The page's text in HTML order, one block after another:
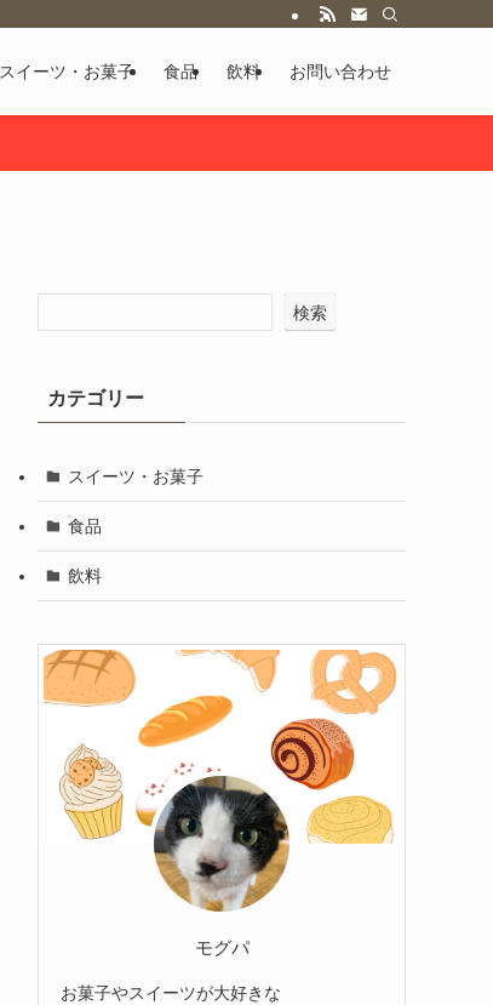
スイーツ・お菓子 食品 飲料 お問い合わせ
検索
カテゴリー
スイーツ・お菓子
食品
飲料
モグパ
お菓子やスイーツが大好きな